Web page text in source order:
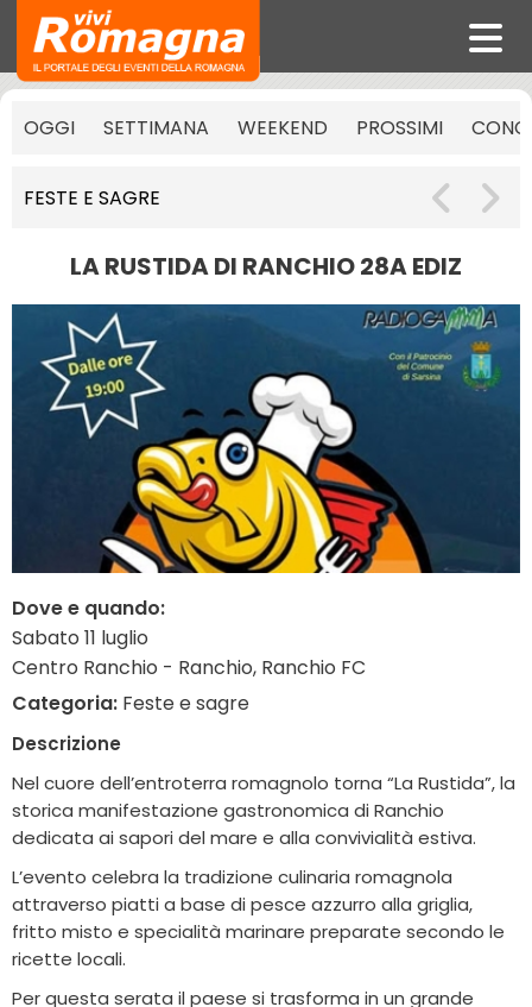
OGGI SETTIMANA WEEKEND PROSSIMI
FESTE E SAGRE
LA RUSTIDA DI RANCHIO 28A EDIZ
Dove e quando:
Sabato 11 luglio
Centro Ranchio - Ranchio, Ranchio FC
Categoria: Feste e sagre
Descrizione
Nel cuore dell’entroterra romagnolo torna “La Rustida”, la
storica manifestazione gastronomica di Ranchio
dedicata ai sapori del mare e alla convivialità estiva.
L’evento celebra la tradizione culinaria romagnola
attraverso piatti a base di pesce azzurro alla griglia,
fritto misto e specialità marinare preparate secondo le
ricette locali.
Per questa serata il paese si trasforma in un grande